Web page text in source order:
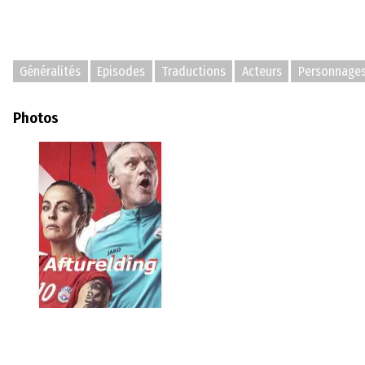
Généralités Episodes Traductions Acteurs
Photos